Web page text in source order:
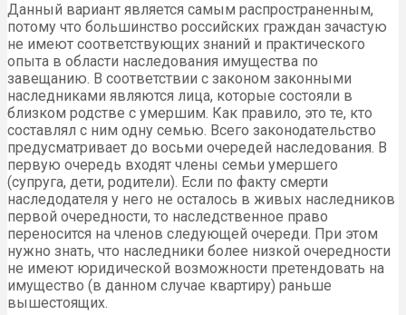
Данный вариант является самым распространенным,
потому что большинство российских граждан зачастую
не имеют соответствующих знаний и практического
опыта в области наследования имущества по
завещанию. В соответствии с законом законными
наследниками являются лица, которые состояли в
близком родстве с умершим. Как правило, это те, кто
составлял с ним одну семью. Всего законодательство
предусматривает до восьми очередей наследования. В
первую очередь входят члены семьи умершего
(супруга, дети, родители). Если по факту смерти
наследодателя у него не осталось в живых наследников
первой очередности, то наследственное право
переносится на членов следующей очереди. При этом
нужно знать, что наследники более низкой очередности
не имеют юридической возможности претендовать на
имущество (в данном случае квартиру) раньше
вышестоящих.